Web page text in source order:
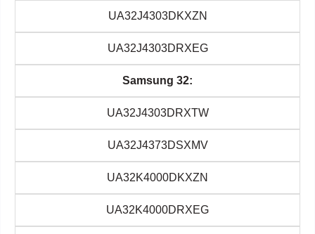
UA32J4303DKXZN
UA32J4303DRXEG
Samsung 32:
UA32J4303DRXTW
UA32J4373DSXMV
UA32K4000DKXZN
UA32K4000DRXEG